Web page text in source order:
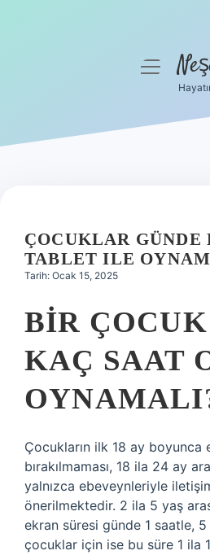
Hakkımızda
menüyü
ÇOCUKLAR GÜNDE
TABLET ILE
Tarih: Ocak 15, 2025
BIR
KAÇ SAAT
Çocukların ilk 18 ay boyunca
bırakılmaması, 18 ila 24 ay
yalnızca ebeveynleriyle
önerilmektedir. 2 ila 5 yaş
ekran süresi günde 1 saatle, 5
çocuklar için ise bu süre 1 ila